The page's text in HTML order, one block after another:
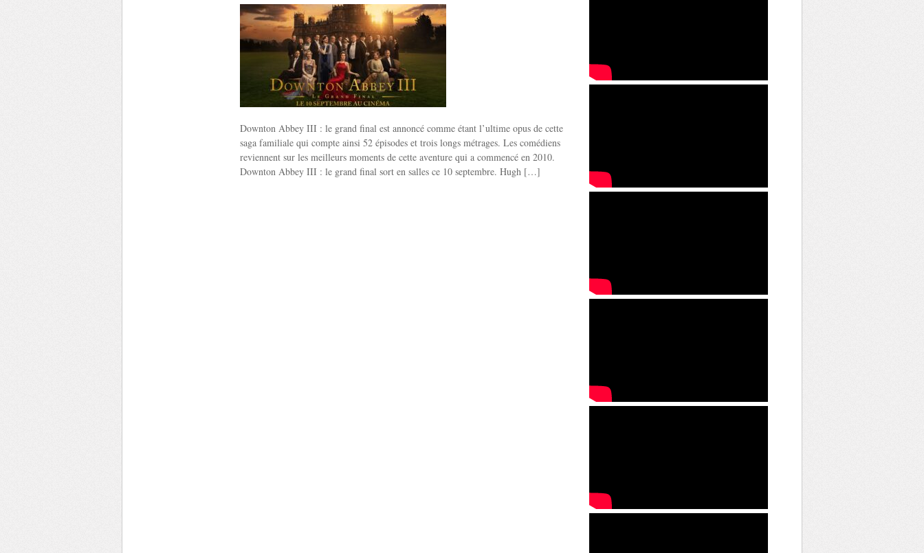
Downton Abbey III : le grand final est annoncé comme étant l’ultime opus de cette
saga familiale qui compte ainsi 52 épisodes et trois longs métrages. Les comédiens
reviennent sur les meilleurs moments de cette aventure qui a commencé en 2010.
Downton Abbey III : le grand final sort en salles ce 10 septembre. Hugh […]